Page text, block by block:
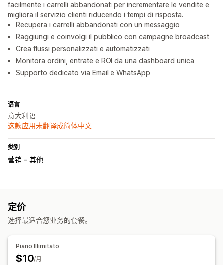
facilmente i carrelli abbandonati per incrementare le vendite e
migliora il servizio clienti riducendo i tempi di risposta.
Recupera i carrelli abbandonati con un messaggio
Raggiungi e coinvolgi il pubblico con campagne broadcast
Crea flussi personalizzati e automatizzati
Monitora ordini, entrate e ROI da una dashboard unica
Supporto dedicato via Email e WhatsApp
语言
意大利语
这款应用未翻译成简体中文
类别
营销 - 其他
定价
选择最适合您业务的套餐。
Piano Illimitato
$10/月